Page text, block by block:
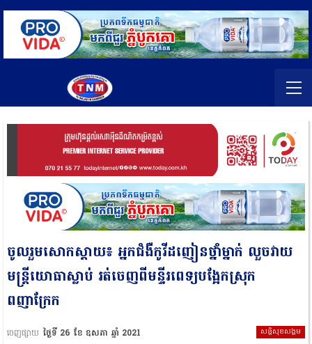
ចូលរួមសោកស្តាយ៖ អ្នកជំងឺកូវីដញៀនថ្នាំម្នាក់ លួចវាយ
មន្ត្រីយោធាស្លាប់ រត់ចេញពីមន្ទីរពេទ្យបង្អែកស្រុក
ពញាក្រែក
សន្តិសុខសង្គម
ចេញផ្សាយ ថ្ងៃទី 26 ខែ ឧសភា ឆ្នាំ 2021